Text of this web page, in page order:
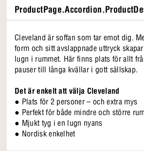
Cleveland är soffan som tar emot dig.
form och sitt avslappnade uttryck
lugn i rummet. Här finns plats för allt
pauser till långa kvällar i gott sällskap.
Det är enkelt att välja Cleveland
● Plats för 2 personer – och extra mys
● Perfekt för både mindre och större
● Mjukt tyg i en lugn nyans
● Nordisk enkelhet